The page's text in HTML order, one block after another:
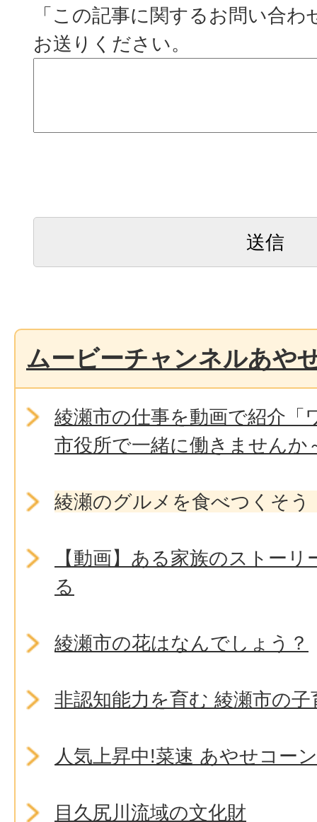
「この記事に関するお問い合
お送りください。
ムービーチャンネルあや
綾瀬市の仕事を動画で紹介「
市役所で一緒に働きませんか
綾瀬のグルメを食べつくそう
【動画】ある家族のストー
る
綾瀬市の花はなんでしょう？
非認知能力を育む 綾瀬市の子
人気上昇中!菜速 あやせコーン
目久尻川流域の文化財